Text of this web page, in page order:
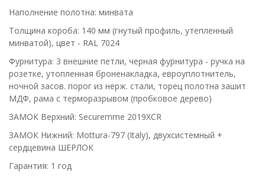
Наполнение полотна: минвата
Толщина короба: 140 мм (гнутый профиль, утепленный
минватой), цвет - RAL 7024
Фурнитура: 3 внешние петли, черная фурнитура - ручка на
розетке, утопленная броненакладка, евроуплотнитель,
ночной засов. порог из нерж. стали, торец полотна зашит
МДФ, рама с терморазрывом (пробковое дерево)
ЗАМОК Верхний: Securemme 2019XCR
ЗАМОК Нижний: Mottura-797 (Italy), двухсистемный +
сердцевина ШЕРЛОК
Гарантия: 1 год